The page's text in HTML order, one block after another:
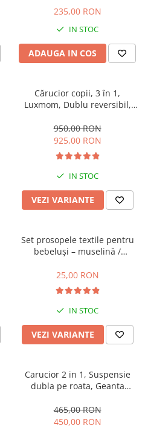
235,00 RON
IN STOC
ADAUGA IN COS
Cărucior copii, 3 în 1,
Luxmom, Dublu reversibil,
Manusi de iarna, Roti
antieroziune off-road, Husa
de ploaie si insecte
950,00 RON
925,00 RON
IN STOC
VEZI VARIANTE
Set prosopele textile pentru
bebeluși – muselină /
25,00 RON
IN STOC
VEZI VARIANTE
Carucior 2 in 1, Suspensie
dubla pe roata, Geanta
Belecoo, turcoaz
465,00 RON
450,00 RON